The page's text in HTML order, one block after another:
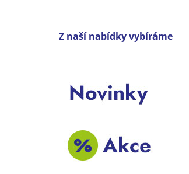
Z naší nabídky vybíráme